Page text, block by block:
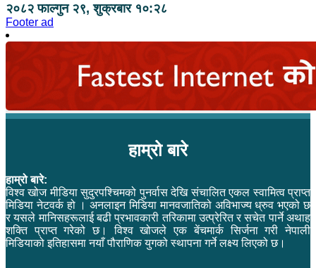
२०८२ फाल्गुन २९, शुक्रबार १०:२८
Footer ad
हाम्रो बारे
हाम्रो बारे:
विश्व खोज मीडिया सुदुरपश्चिमको पुनर्वास देखि संचालित एकल स्वामित्व प्राप्त
मिडिया नेटवर्क हो । अनलाइन मिडिया मानवजातिको अविभाज्य ध्रुव भएको छ
र यसले मानिसहरूलाई बढी प्रभावकारी तरिकामा उत्प्रेरित र सचेत पार्ने अथाह
शक्ति प्राप्त गरेको छ। विश्व खोजले एक बेंचमार्क सिर्जना गरी नेपाली
मिडियाको इतिहासमा नयाँ पौराणिक युगको स्थापना गर्ने लक्ष्य लिएको छ।